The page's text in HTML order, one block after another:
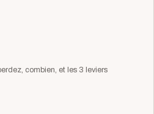
combien, et les 3 leviers